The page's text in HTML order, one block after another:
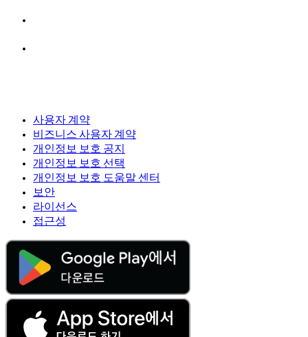
사용자 계약
비즈니스 사용자 계약
개인정보 보호 공지
개인정보 보호 선택
개인정보 보호 도움말 센터
보안
라이선스
접근성